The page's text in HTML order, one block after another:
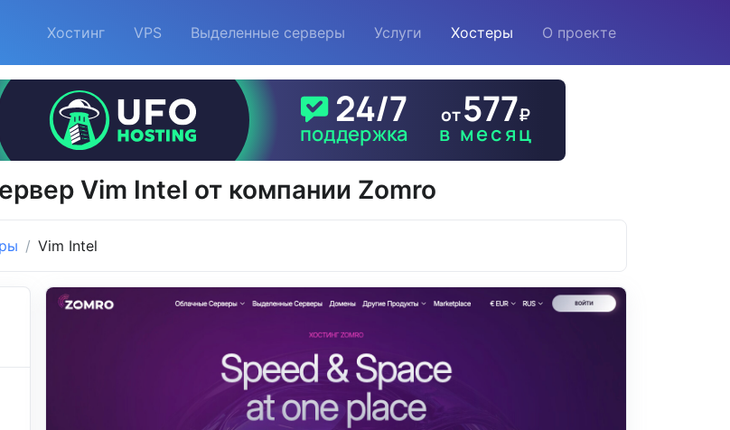
Хостинг VPS Выделенные серверы Услуги Хостеры О проекте
Vim Intel от компании Zomro
Vim Intel